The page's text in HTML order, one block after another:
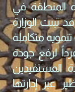
المنطقة في
تبنت الوزارة
متكاملة
لرفع جودة
المستفيدين
عبر إدارتها